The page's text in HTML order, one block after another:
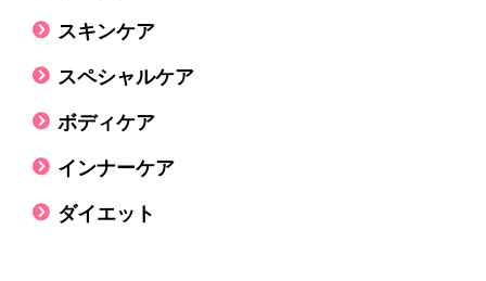
スキンケア
スペシャルケア
ボディケア
インナーケア
ダイエット